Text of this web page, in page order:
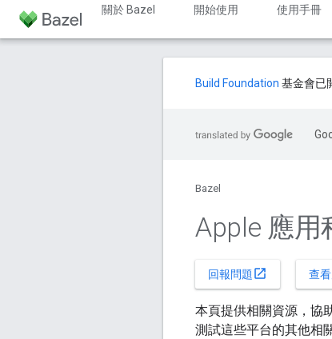
關於 Bazel 開始使用 使用手冊
Build Foundation 基金會已
Bazel
Apple 應用
回報問題 open_in_new 查
本頁提供相關資源，協
測試這些平台的其他相